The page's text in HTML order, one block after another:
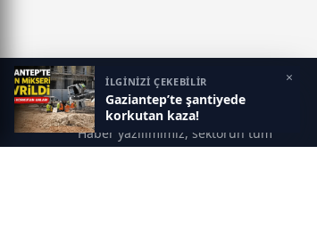
İLGİNİZİ ÇEKEBİLİR
Gaziantep’te şantiyede
korkutan kaza!
×
Gaziantep Postası
Haber yazılımımız, sektörün tüm
ihtiyaçlarını karşılayacak şekilde